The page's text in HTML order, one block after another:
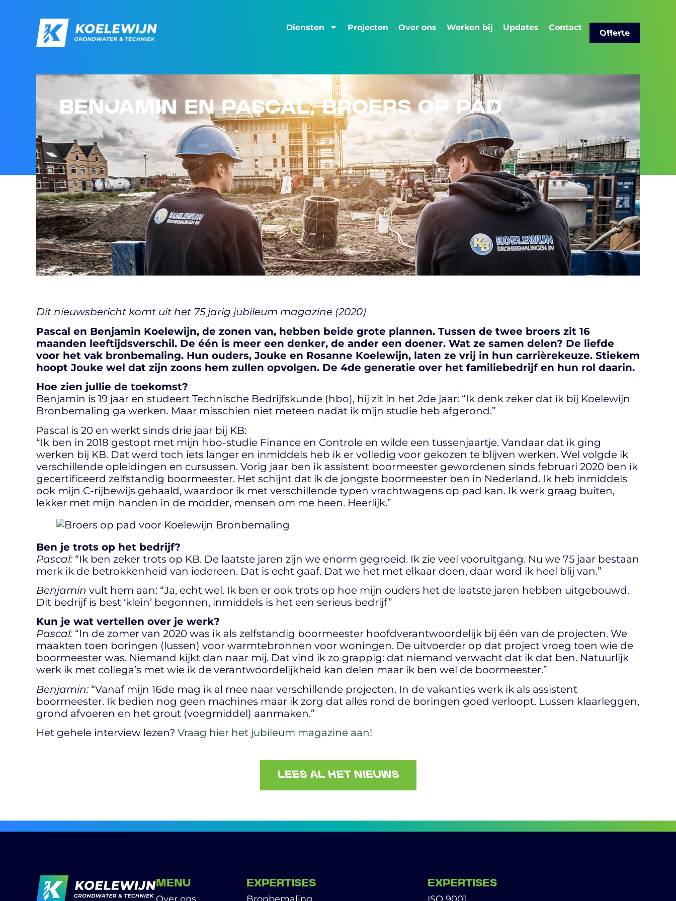
Diensten Projecten Over ons Werken bij Updates Contact
Offerte
BENJAMIN EN PASCAL, BROERS OP PAD
Dit nieuwsbericht komt uit het 75 jarig jubileum magazine (2020)
Pascal en Benjamin Koelewijn, de zonen van, hebben beide grote plannen. Tussen de twee broers zit 16
maanden leeftijdsverschil. De één is meer een denker, de ander een doener. Wat ze samen delen? De liefde
voor het vak bronbemaling. Hun ouders, Jouke en Rosanne Koelewijn, laten ze vrij in hun carrièrekeuze. Stiekem
hoopt Jouke wel dat zijn zoons hem zullen opvolgen. De 4de generatie over het familiebedrijf en hun rol daarin.
Hoe zien jullie de toekomst?
Benjamin is 19 jaar en studeert Technische Bedrijfskunde (hbo), hij zit in het 2de jaar: “Ik denk zeker dat ik bij Koelewijn
Bronbemaling ga werken. Maar misschien niet meteen nadat ik mijn studie heb afgerond.”
Pascal is 20 en werkt sinds drie jaar bij KB:
“Ik ben in 2018 gestopt met mijn hbo-studie Finance en Controle en wilde een tussenjaartje. Vandaar dat ik ging
werken bij KB. Dat werd toch iets langer en inmiddels heb ik er volledig voor gekozen te blijven werken. Wel volgde ik
verschillende opleidingen en cursussen. Vorig jaar ben ik assistent boormeester gewordenen sinds februari 2020 ben ik
gecertificeerd zelfstandig boormeester. Het schijnt dat ik de jongste boormeester ben in Nederland. Ik heb inmiddels
ook mijn C-rijbewijs gehaald, waardoor ik met verschillende typen vrachtwagens op pad kan. Ik werk graag buiten,
lekker met mijn handen in de modder, mensen om me heen. Heerlijk.”
Ben je trots op het bedrijf?
Pascal: “Ik ben zeker trots op KB. De laatste jaren zijn we enorm gegroeid. Ik zie veel vooruitgang. Nu we 75 jaar bestaan
merk ik de betrokkenheid van iedereen. Dat is echt gaaf. Dat we het met elkaar doen, daar word ik heel blij van.”
Benjamin vult hem aan: “Ja, echt wel. Ik ben er ook trots op hoe mijn ouders het de laatste jaren hebben uitgebouwd.
Dit bedrijf is best ‘klein’ begonnen, inmiddels is het een serieus bedrijf”
Kun je wat vertellen over je werk?
Pascal: “In de zomer van 2020 was ik als zelfstandig boormeester hoofdverantwoordelijk bij één van de projecten. We
maakten toen boringen (lussen) voor warmtebronnen voor woningen. De uitvoerder op dat project vroeg toen wie de
boormeester was. Niemand kijkt dan naar mij. Dat vind ik zo grappig: dat niemand verwacht dat ik dat ben. Natuurlijk
werk ik met collega’s met wie ik de verantwoordelijkheid kan delen maar ik ben wel de boormeester.”
Benjamin: “Vanaf mijn 16de mag ik al mee naar verschillende projecten. In de vakanties werk ik als assistent
boormeester. Ik bedien nog geen machines maar ik zorg dat alles rond de boringen goed verloopt. Lussen klaarleggen,
grond afvoeren en het grout (voegmiddel) aanmaken.”
Het gehele interview lezen? Vraag hier het jubileum magazine aan!
LEES AL HET NIEUWS
MENU
Over ons
EXPERTISES
Bronbemaling
EXPERTISES
ISO 9001